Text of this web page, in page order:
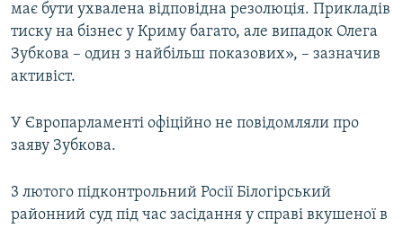
має бути ухвалена відповідна резолюція. Прикладів
тиску на бізнес у Криму багато, але випадок Олега
Зубкова – один з найбільш показових», – зазначив
активіст.
У Європарламенті офіційно не повідомляли про
заяву Зубкова.
3 лютого підконтрольний Росії Білогірський
районний суд під час засідання у справі вкушеної в